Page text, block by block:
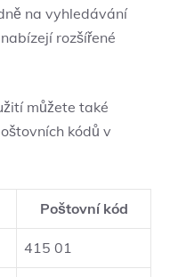
na vyhledávání
rozšířené
můžete také
kódů v
Poštovní kód
415 01